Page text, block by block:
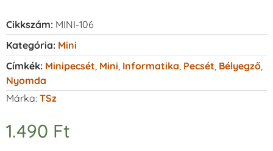
Cikkszám: MINI-106
Kategória: Mini
Címkék: Minipecsét Mini Informatika Pecsét Bélyegző
Nyomda
Márka: TSz
1.490 Ft